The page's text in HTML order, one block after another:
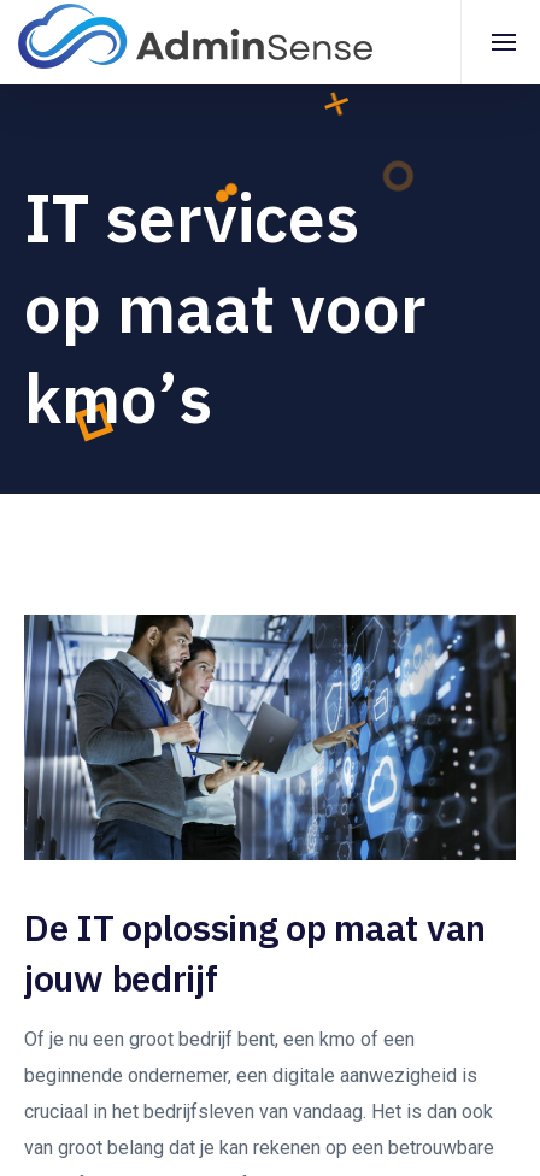
IT services
op maat voor
kmo’s
De IT oplossing op maat van
jouw bedrijf
Of je nu een groot bedrijf bent, een kmo of een
beginnende ondernemer, een digitale aanwezigheid is
cruciaal in het bedrijfsleven van vandaag. Het is dan ook
van groot belang dat je kan rekenen op een betrouwbare